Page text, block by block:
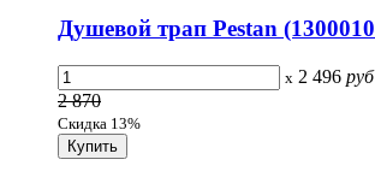
Душевой трап Pestan
x 2 496 руб
2 870
Скидка 13%